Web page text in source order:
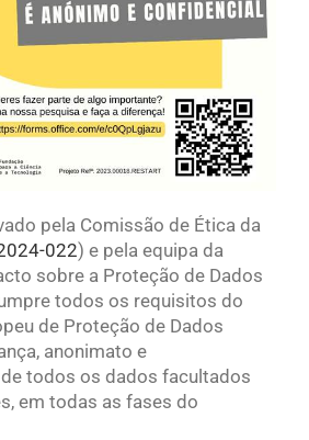
pela Comissão de Ética da
022) e pela equipa da
sobre a Proteção de Dados
todos os requisitos do
de Proteção de Dados
anonimato e
todos os dados facultados
em todas as fases do